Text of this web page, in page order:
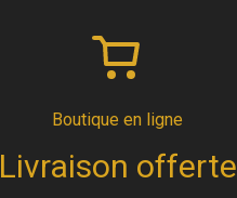
Boutique en ligne
Livraison offerte